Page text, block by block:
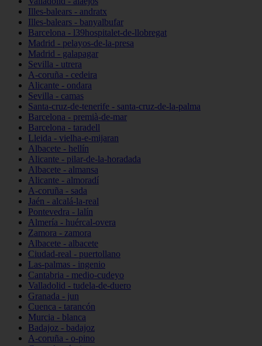
Illes-balears - andratx
Illes-balears - banyalbufar
Barcelona - l39hospitalet-de-llobregat
Madrid - pelayos-de-la-presa
Madrid - galapagar
Sevilla - utrera
A-coruña - cedeira
Alicante - ondara
Sevilla - camas
Santa-cruz-de-tenerife - santa-cruz-de-la-palma
Barcelona - premià-de-mar
Barcelona - taradell
Lleida - vielha-e-mijaran
Albacete - hellín
Alicante - pilar-de-la-horadada
Albacete - almansa
Alicante - almoradí
A-coruña - sada
Jaén - alcalá-la-real
Pontevedra - lalín
Almería - huércal-overa
Zamora - zamora
Albacete - albacete
Ciudad-real - puertollano
Las-palmas - ingenio
Cantabria - medio-cudeyo
Valladolid - tudela-de-duero
Granada - jun
Cuenca - tarancón
Murcia - blanca
Badajoz - badajoz
A-coruña - o-pino